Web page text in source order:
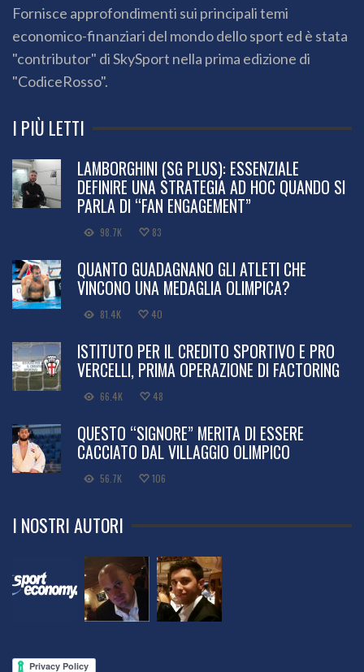
Fornisce approfondimenti sui principali temi
economico-finanziari del mondo dello sport ed è stata
"contributor" di SkySport nella prima edizione di
"CodiceRosso".
I PIÙ LETTI
LAMBORGHINI (SG PLUS): ESSENZIALE
DEFINIRE UNA STRATEGIA AD HOC QUANDO SI
PARLA DI “FAN ENGAGEMENT”
98.7K 83
QUANTO GUADAGNANO GLI ATLETI CHE
VINCONO UNA MEDAGLIA OLIMPICA?
81.4K 40
ISTITUTO PER IL CREDITO SPORTIVO E PRO
VERCELLI, PRIMA OPERAZIONE DI FACTORING
66.4K 48
QUESTO “SIGNORE” MERITA DI ESSERE
CACCIATO DAL VILLAGGIO OLIMPICO
56.7K 106
I NOSTRI AUTORI